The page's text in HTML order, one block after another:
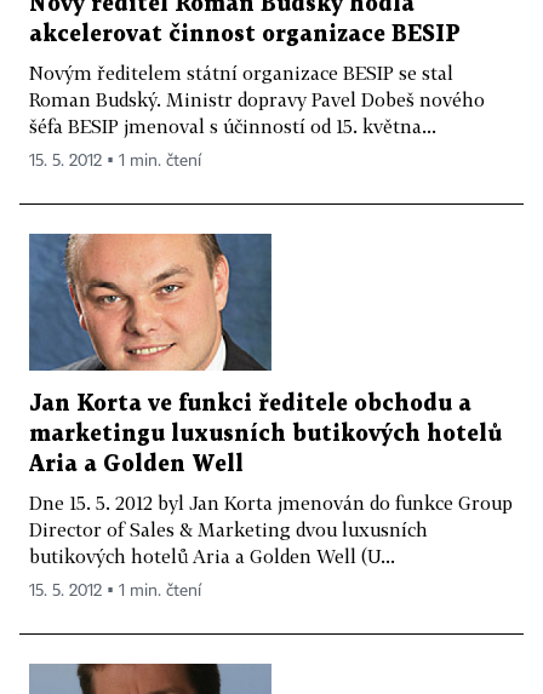
Nový ředitel Roman Budský hodlá
akcelerovat činnost organizace BESIP
Novým ředitelem státní organizace BESIP se stal
Roman Budský. Ministr dopravy Pavel Dobeš nového
šéfa BESIP jmenoval s účinností od 15. května...
15. 5. 2012 ▪ 1 min. čtení
Jan Korta ve funkci ředitele obchodu a
marketingu luxusních butikových hotelů
Aria a Golden Well
Dne 15. 5. 2012 byl Jan Korta jmenován do funkce Group
Director of Sales & Marketing dvou luxusních
butikových hotelů Aria a Golden Well (U...
15. 5. 2012 ▪ 1 min. čtení